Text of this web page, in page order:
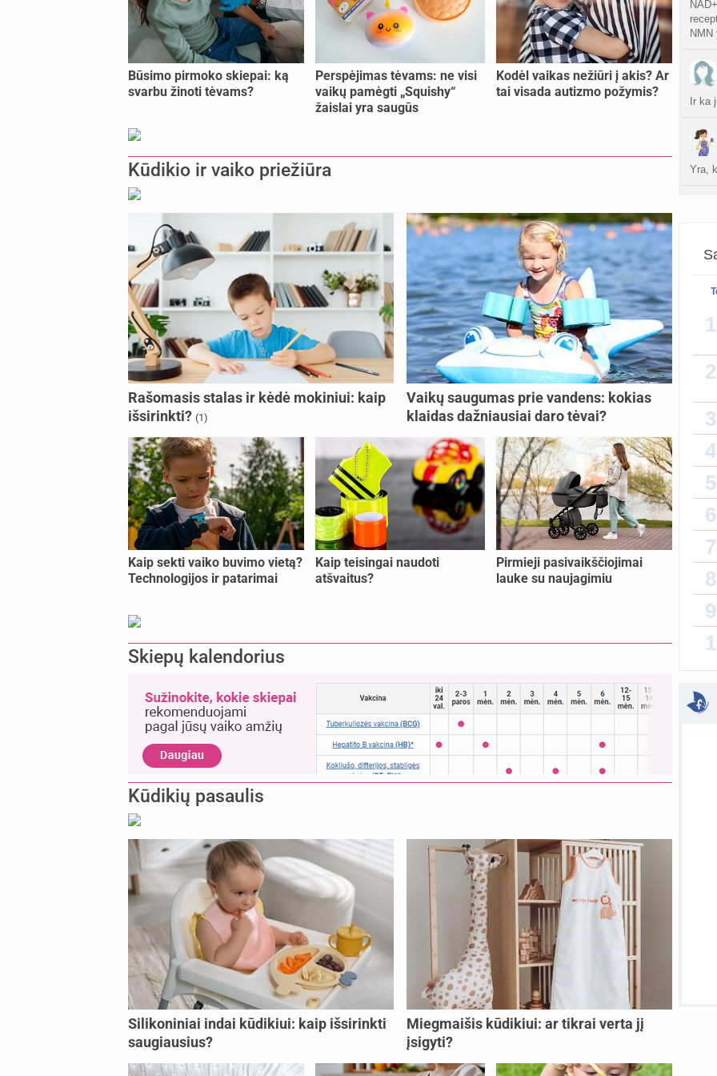
Būsimo pirmoko skiepai: ką
svarbu žinoti tėvams?
Perspėjimas tėvams: ne visi
vaikų pamėgti „Squishy“
žaislai yra saugūs
Kodėl vaikas nežiūri į akis? Ar
tai visada autizmo požymis?
Kūdikio ir vaiko priežiūra
Rašomasis stalas ir kėdė mokiniui: kaip
išsirinkti? (1)
Vaikų saugumas prie vandens: kokias
klaidas dažniausiai daro tėvai?
Kaip sekti vaiko buvimo vietą?
Technologijos ir patarimai
Kaip teisingai naudoti
atšvaitus?
Pirmieji pasivaikščiojimai
lauke su naujagimiu
Skiepų kalendorius
Kūdikių pasaulis
Silikoniniai indai kūdikiui: kaip išsirinkti
saugiausius?
Miegmaišis kūdikiui: ar tikrai verta jį
įsigyti?
sukurta
sukurta
Ir ka
Yra,
1
2
3
4
5
6
7
8
9